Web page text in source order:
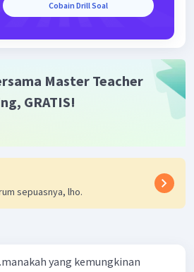
Cobain Drill Soal
Master Teacher
GRATIS!
sepuasnya, lho.
yang kemungkinan